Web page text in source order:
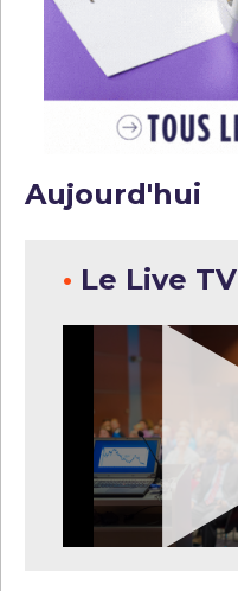
Aujourd'hui
• Le Live TV